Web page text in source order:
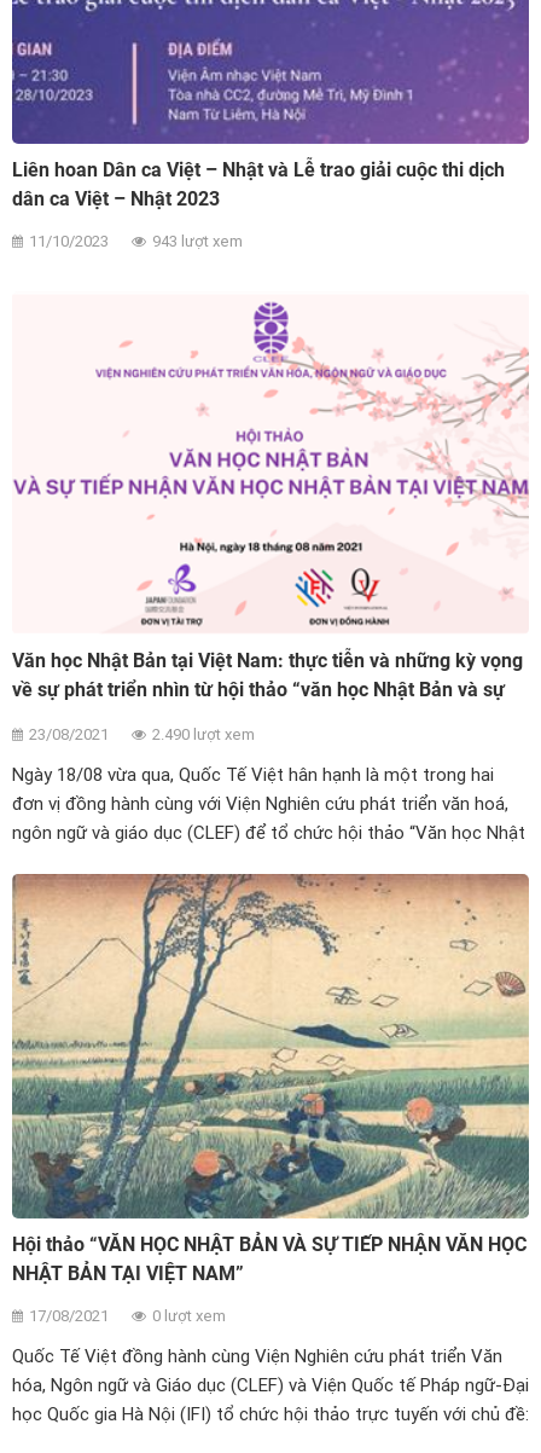
Liên hoan Dân ca Việt – Nhật và Lễ trao giải cuộc thi dịch
dân ca Việt – Nhật 2023
11/10/2023 943 lượt xem
Văn học Nhật Bản tại Việt Nam: thực tiễn và những kỳ vọng
về sự phát triển nhìn từ hội thảo “văn học Nhật Bản và sự
23/08/2021 2.490 lượt xem
Ngày 18/08 vừa qua, Quốc Tế Việt hân hạnh là một trong hai
đơn vị đồng hành cùng với Viện Nghiên cứu phát triển văn hoá,
ngôn ngữ và giáo dục (CLEF) để tổ chức hội thảo “Văn học Nhật
trợ của Trung tâm giao lưu văn hóa Nhật Bản tại Việt Nam.
Hội thảo “VĂN HỌC NHẬT BẢN VÀ SỰ TIẾP NHẬN VĂN HỌC
NHẬT BẢN TẠI VIỆT NAM”
17/08/2021 0 lượt xem
Quốc Tế Việt đồng hành cùng Viện Nghiên cứu phát triển Văn
hóa, Ngôn ngữ và Giáo dục (CLEF) và Viện Quốc tế Pháp ngữ-Đại
học Quốc gia Hà Nội (IFI) tổ chức hội thảo trực tuyến với chủ đề: